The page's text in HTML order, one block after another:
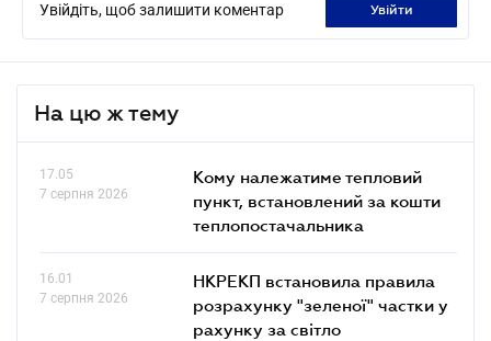
Увійдіть, щоб залишити коментар увійти
На цю ж тему
17.05
7 серпня 2026
Кому належатиме тепловий
пункт, встановлений за кошти
теплопостачальника
16.01
7 серпня 2026
НКРЕКП встановила правила
розрахунку "зеленої" частки у
рахунку за світло